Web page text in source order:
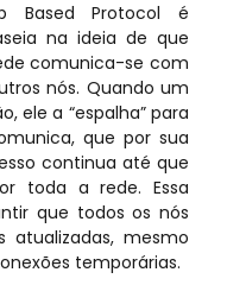
Based Protocol é
na ideia de que
comunica-se com
nós. Quando um
ele a “espalha” para
que por sua
continua até que
toda a rede. Essa
que todos os nós
atualizadas, mesmo
temporárias.